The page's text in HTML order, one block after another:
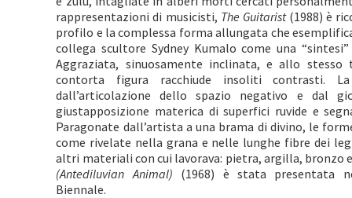
rappresentazioni di musicisti, The Guitarist(1988) è
profilo e la complessa forma allungata che
collega scultore Sydney Kumalo come una
Aggraziata, sinuosamente inclinata, e allo stesso
contorta figura racchiude insoliti contrasti.
dall’articolazione dello spazio negativo e dal
giustapposizione materica di superfici ruvide e
Paragonate dall’artista a una brama di divino, le
come rivelate nella grana e nelle lunghe fibre dei
altri materiali con cui lavorava: pietra, argilla, bronzo
(Antediluvian Animal) (1968) è stata presentata
Biennale.